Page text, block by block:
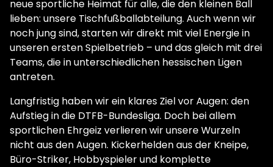
neue sportliche Heimat für alle, die den kleinen Ball
lieben: unsere Tischfußballabteilung. Auch wenn wir
noch jung sind, starten wir direkt mit viel Energie in
unseren ersten Spielbetrieb – und das gleich mit drei
Teams, die in unterschiedlichen hessischen Ligen
antreten.
Langfristig haben wir ein klares Ziel vor Augen: den
Aufstieg in die DTFB-Bundesliga. Doch bei allem
sportlichen Ehrgeiz verlieren wir unsere Wurzeln
nicht aus den Augen. Kickerhelden aus der Kneipe,
Büro-Striker, Hobbyspieler und komplette